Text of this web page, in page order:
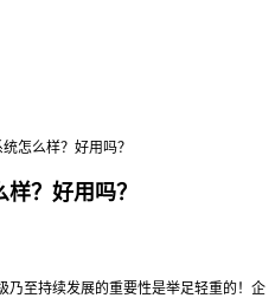
怎么样？好用吗？
？好用吗？
乃至持续发展的重要性是举足轻重的！企